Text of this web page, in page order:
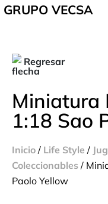
GRUPO VECSA
Regresar
Miniatura
1:18 Sao
Inicio / Life Style /
Coleccionables /
Paolo Yellow